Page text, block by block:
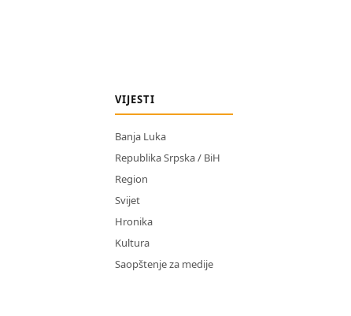
VIJESTI
Banja Luka
Republika Srpska / BiH
Region
Svijet
Hronika
Kultura
Saopštenje za medije